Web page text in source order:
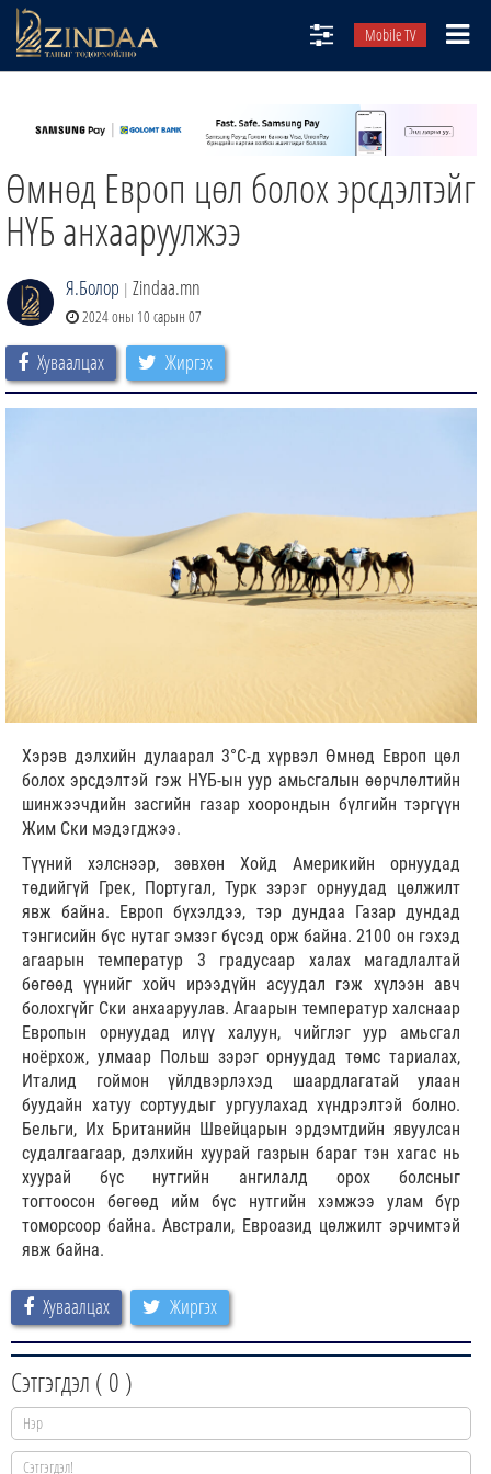
Mobile TV
ТВ8
ӨГЛӨӨНИЙ СОНИН
АУДИО ЗОХИОЛ
Өмнөд Европ цөл болох эрсдэлтэйг
НҮБ анхааруулжээ
Я.Болор | Zindaa.mn
2024 оны 10 сарын 07
Хуваалцах Жиргэх
Хэрэв дэлхийн дулаарал 3°C-д хүрвэл Өмнөд Европ цөл
болох эрсдэлтэй гэж НҮБ-ын уур амьсгалын өөрчлөлтийн
шинжээчдийн засгийн газар хоорондын бүлгийн тэргүүн
Жим Ски мэдэгджээ.
Түүний хэлснээр, зөвхөн Хойд Америкийн орнуудад
төдийгүй Грек, Португал, Турк зэрэг орнуудад цөлжилт
явж байна. Европ бүхэлдээ, тэр дундаа Газар дундад
тэнгисийн бүс нутаг эмзэг бүсэд орж байна. 2100 он гэхэд
агаарын температур 3 градусаар халах магадлалтай
бөгөөд үүнийг хойч ирээдүйн асуудал гэж хүлээн авч
болохгүйг Ски анхааруулав. Агаарын температур халснаар
Европын орнуудад илүү халуун, чийглэг уур амьсгал
ноёрхож, улмаар Польш зэрэг орнуудад төмс тариалах,
Италид гоймон үйлдвэрлэхэд шаардлагатай улаан
буудайн хатуу сортуудыг ургуулахад хүндрэлтэй болно.
Бельги, Их Британийн Швейцарын эрдэмтдийн явуулсан
судалгаагаар, дэлхийн хуурай газрын бараг тэн хагас нь
хуурай бүс нутгийн ангилалд орох болсныг
тогтоосон бөгөөд ийм бүс нутгийн хэмжээ улам бүр
томорсоор байна. Австрали, Евроазид цөлжилт эрчимтэй
явж байна.
Хуваалцах Жиргэх
Сэтгэгдэл ( 0 )